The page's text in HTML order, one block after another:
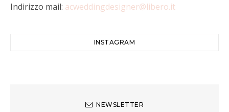
Indirizzo mail: acweddingdesigner@libero.it
INSTAGRAM
NEWSLETTER